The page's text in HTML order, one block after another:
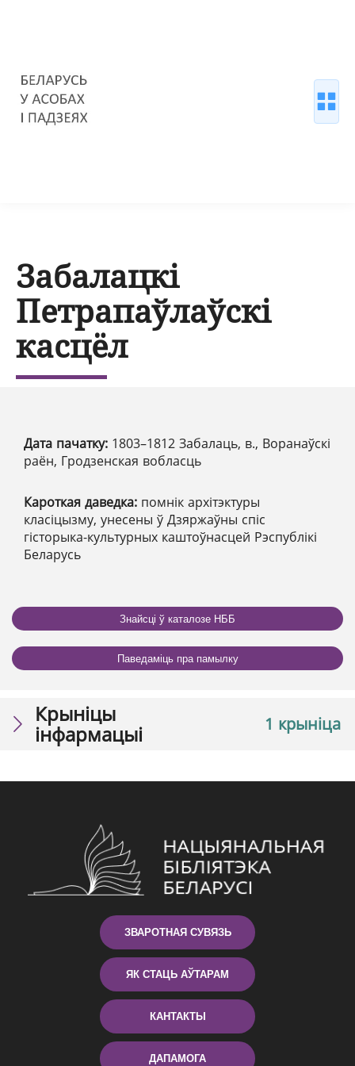
Забалацкі
Петрапаўлаўскі
касцёл
Дата пачатку: 1803–1812 Забалаць, в., Воранаўскі
раён, Гродзенская вобласць
Кароткая даведка: помнік архітэктуры
класіцызму, унесены ў Дзяржаўны спіс
гісторыка-культурных каштоўнасцей Рэспублікі
Беларусь
Знайсці ў каталозе НББ
Паведаміць пра памылку
1 крыніца
Крыніцы
інфармацыі
ЗВАРОТНАЯ СУВЯЗЬ
ЯК СТАЦЬ АЎТАРАМ
КАНТАКТЫ
ДАПАМОГА